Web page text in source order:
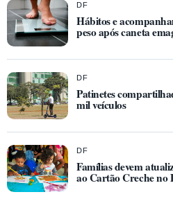
DF
Hábitos e
peso após caneta
DF
Patinetes
mil veículos
DF
Famílias devem
ao Cartão Creche no